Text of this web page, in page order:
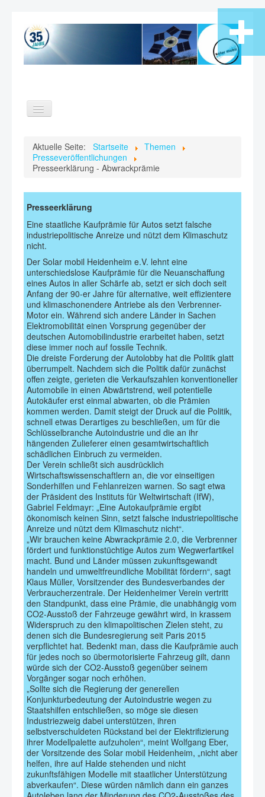
Toggle
Navigation
Themen
Suche
Aktuelle Seite: Startseite
Themen
Presseveröffentlichungen
Presseerklärung - Abwrackprämie
Presseerklärung
Eine staatliche Kaufprämie für Autos setzt falsche
industriepolitische Anreize und nützt dem Klimaschutz
nicht.
Der Solar mobil Heidenheim e.V. lehnt eine
unterschiedslose Kaufprämie für die Neuanschaffung
eines Autos in aller Schärfe ab, setzt er sich doch seit
Anfang der 90-er Jahre für alternative, weit effizientere
und klimaschonendere Antriebe als den Verbrenner-
Motor ein. Während sich andere Länder in Sachen
Elektromobilität einen Vorsprung gegenüber der
deutschen Automobilindustrie erarbeitet haben, setzt
diese immer noch auf fossile Technik.
Die dreiste Forderung der Autolobby hat die Politik glatt
überrumpelt. Nachdem sich die Politik dafür zunächst
offen zeigte, gerieten die Verkaufszahlen konventioneller
Automobile in einen Abwärtstrend, weil potentielle
Autokäufer erst einmal abwarten, ob die Prämien
kommen werden. Damit steigt der Druck auf die Politik,
schnell etwas Derartiges zu beschließen, um für die
Schlüsselbranche Autoindustrie und die an ihr
hängenden Zulieferer einen gesamtwirtschaftlich
schädlichen Einbruch zu vermeiden.
Der Verein schließt sich ausdrücklich
Wirtschaftswissenschaftlern an, die vor einseitigen
Sonderhilfen und Fehlanreizen warnen. So sagt etwa
der Präsident des Instituts für Weltwirtschaft (IfW),
Gabriel Feldmayr: „Eine Autokaufprämie ergibt
ökonomisch keinen Sinn, setzt falsche industriepolitische
Anreize und nützt dem Klimaschutz nicht“.
„Wir brauchen keine Abwrackprämie 2.0, die Verbrenner
fördert und funktionstüchtige Autos zum Wegwerfartikel
macht. Bund und Länder müssen zukunftsgewandt
handeln und umweltfreundliche Mobilität fördern“, sagt
Klaus Müller, Vorsitzender des Bundesverbandes der
Verbraucherzentrale. Der Heidenheimer Verein vertritt
den Standpunkt, dass eine Prämie, die unabhängig vom
CO2-Ausstoß der Fahrzeuge gewährt wird, in krassem
Widerspruch zu den klimapolitischen Zielen steht, zu
denen sich die Bundesregierung seit Paris 2015
verpflichtet hat. Bedenkt man, dass die Kaufprämie auch
für jedes noch so übermotorisierte Fahrzeug gilt, dann
würde sich der CO2-Ausstoß gegenüber seinem
Vorgänger sogar noch erhöhen.
„Sollte sich die Regierung der generellen
Konjunkturbedeutung der Autoindustrie wegen zu
Staatshilfen entschließen, so möge sie diesen
Industriezweig dabei unterstützen, ihren
selbstverschuldeten Rückstand bei der Elektrifizierung
ihrer Modellpalette aufzuholen“, meint Wolfgang Eber,
der Vorsitzende des Solar mobil Heidenheim, „nicht aber
helfen, ihre auf Halde stehenden und nicht
zukunftsfähigen Modelle mit staatlicher Unterstützung
abverkaufen“. Diese würden nämlich dann ein ganzes